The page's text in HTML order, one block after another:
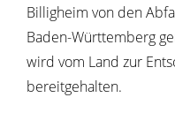
Billigheim von den
Baden-Württemberg
wird vom Land zur
bereitgehalten.